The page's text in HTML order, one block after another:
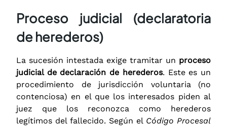
Proceso judicial (declaratoria
de herederos)
La sucesión intestada exige tramitar un proceso
judicial de declaración de herederos. Este es un
procedimiento de jurisdicción voluntaria (no
contenciosa) en el que los interesados piden al
juez que los reconozca como herederos
legítimos del fallecido. Según el Código Procesal